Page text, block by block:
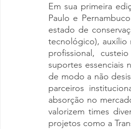
Em sua primeira
Paulo e
estado de
tecnológico), auxílio
profissional,
suportes essenciais
de modo a não
parceiros
absorção no
valorizem times
projetos como a